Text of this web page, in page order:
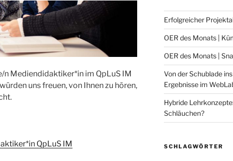
n Mediendidaktiker*in im QpLuS IM
uns freuen, von Ihnen zu hören,
QpLuS IM
Erfolgreicher
OER des Monats |
OER des Monats |
Von der Schublade
Ergebnisse im
Hybride
Schläuchen?
SCHLAGWÖRTER